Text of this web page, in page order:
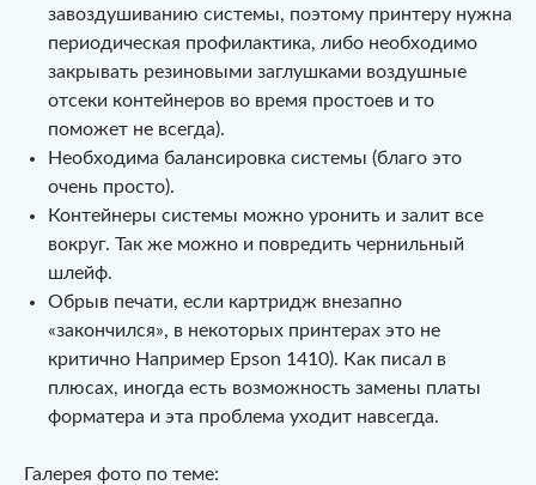
завоздушиванию системы, поэтому принтеру нужна
периодическая профилактика, либо необходимо
закрывать резиновыми заглушками воздушные
отсеки контейнеров во время простоев и то
поможет не всегда).
Необходима балансировка системы (благо это
очень просто).
Контейнеры системы можно уронить и залит все
вокруг. Так же можно и повредить чернильный
шлейф.
Обрыв печати, если картридж внезапно
«закончился», в некоторых принтерах это не
критично Например Epson 1410). Как писал в
плюсах, иногда есть возможность замены платы
форматера и эта проблема уходит навсегда.
Галерея фото по теме: